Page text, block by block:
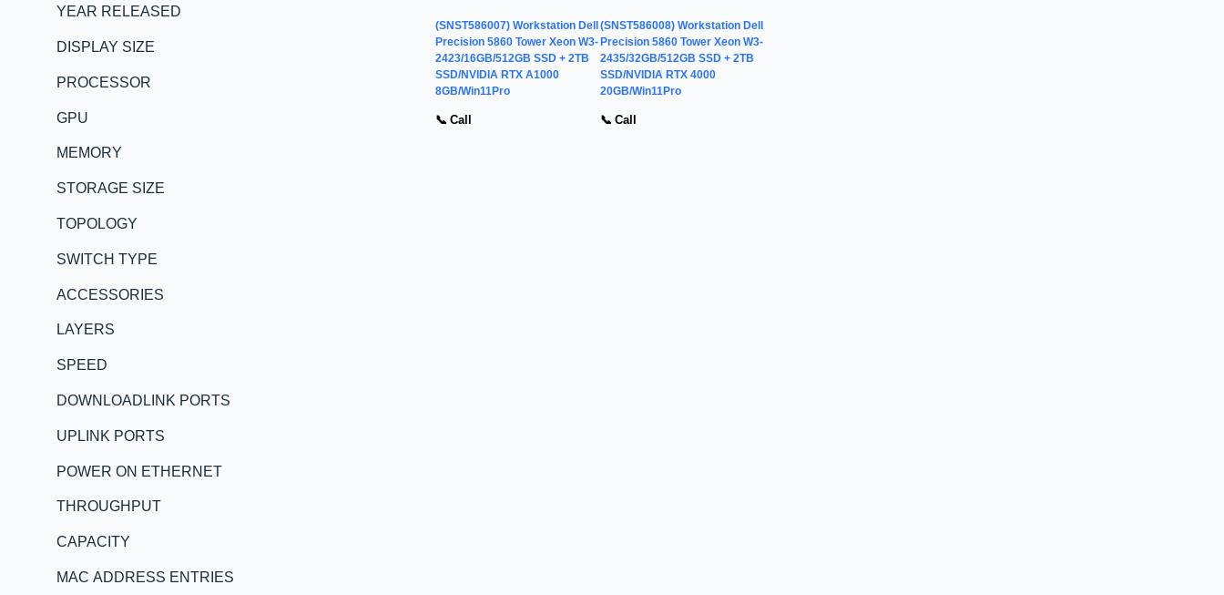
YEAR RELEASED
DISPLAY SIZE
PROCESSOR
GPU
MEMORY
STORAGE SIZE
TOPOLOGY
SWITCH TYPE
ACCESSORIES
LAYERS
SPEED
DOWNLOADLINK PORTS
UPLINK PORTS
POWER ON ETHERNET
THROUGHPUT
CAPACITY
MAC ADDRESS ENTRIES
(SNST586007) Workstation Dell
Precision 5860 Tower Xeon W3-
2423/16GB/512GB SSD + 2TB
SSD/NVIDIA RTX A1000
8GB/Win11Pro
📞 Call
(SNST586008) Workstation Dell
Precision 5860 Tower Xeon W3-
2435/32GB/512GB SSD + 2TB
SSD/NVIDIA RTX 4000
20GB/Win11Pro
📞 Call